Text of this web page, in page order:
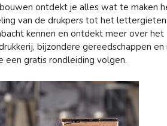
ontdekt je alles wat te maken
van de drukpers tot het
kennen en ontdekt meer over het
bijzondere gereedschappen en
een gratis rondleiding volgen.